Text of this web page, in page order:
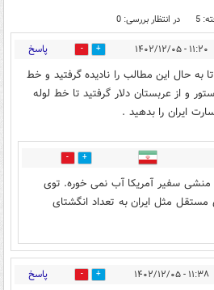
5 در انتظار بررسی: 0
۱۱:۲۰ - ۱۴۰۲/۱۲/۰۵ 4 پاسخ
به حال این مطالب را نادیده گرفتید و خط
و از عربستان دلار گرفتید تا خط لوله
ایران را بدهید .
0
منشی سفیر آمریکا آب نمی خوره. توی
مستقل مثل ایران به تعداد انگشتای
۱۱:۳۸ - ۱۴۰۲/۱۲/۰۵ 3 پاسخ